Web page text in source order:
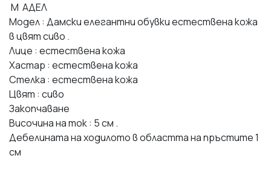
М АДЕЛ
Модел : Дамски елегантни обувки естествена кожа
в цвят сиво .
Лице : естествена кожа
Хастар : естествена кожа
Стелка : естествена кожа
Цвят : сиво
Закопчаване
Височина на ток : 5 см .
Дебелината на ходилото в областта на пръстите 1
см